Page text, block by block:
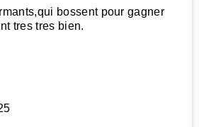
bossent pour gagner
tres tres bien.